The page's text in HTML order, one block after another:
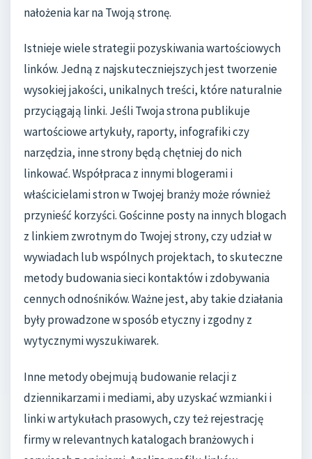
nałożenia kar na Twoją stronę.
Istnieje wiele strategii pozyskiwania wartościowych
linków. Jedną z najskuteczniejszych jest tworzenie
wysokiej jakości, unikalnych treści, które naturalnie
przyciągają linki. Jeśli Twoja strona publikuje
wartościowe artykuły, raporty, infografiki czy
narzędzia, inne strony będą chętniej do nich
linkować. Współpraca z innymi blogerami i
właścicielami stron w Twojej branży może również
przynieść korzyści. Gościnne posty na innych blogach
z linkiem zwrotnym do Twojej strony, czy udział w
wywiadach lub wspólnych projektach, to skuteczne
metody budowania sieci kontaktów i zdobywania
cennych odnośników. Ważne jest, aby takie działania
były prowadzone w sposób etyczny i zgodny z
wytycznymi wyszukiwarek.
Inne metody obejmują budowanie relacji z
dziennikarzami i mediami, aby uzyskać wzmianki i
linki w artykułach prasowych, czy też rejestrację
firmy w relevantnych katalogach branżowych i